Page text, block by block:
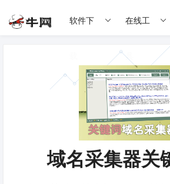
软件下 在线工
具
域名采集器关